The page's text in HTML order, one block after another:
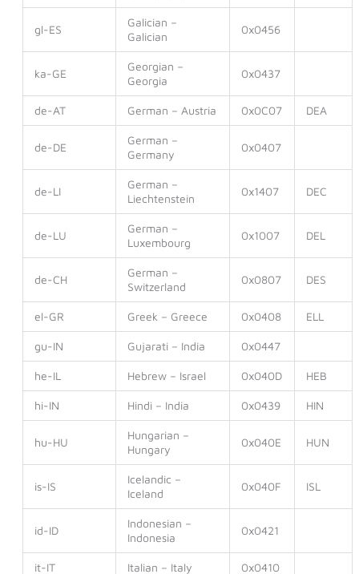
gl-ES
Galician –
Galician
0x0456
ka-GE
Georgian –
Georgia
0x0437
de-AT German – Austria 0x0C07 DEA
de-DE
German –
Germany
0x0407
de-LI
German –
Liechtenstein
0x1407 DEC
de-LU
German –
Luxembourg
0x1007 DEL
de-CH
German –
Switzerland
0x0807 DES
el-GR Greek – Greece 0x0408 ELL
gu-IN Gujarati – India 0x0447
he-IL Hebrew – Israel 0x040D HEB
hi-IN Hindi – India 0x0439 HIN
hu-HU
Hungarian –
Hungary
0x040E HUN
is-IS
Icelandic –
Iceland
0x040F ISL
id-ID
Indonesian –
Indonesia
0x0421
it-IT Italian – Italy 0x0410